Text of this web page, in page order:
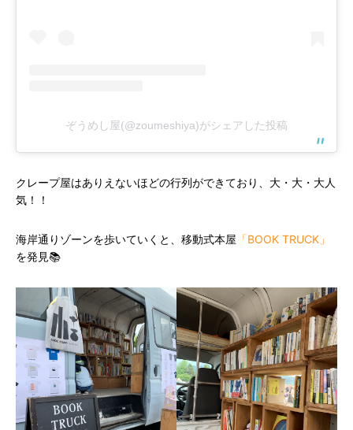
ぞうめし屋(@zoumeshiya)がシェアした投稿
クレープ屋はありえないほどの行列ができており、大・大・大人
気！！
海岸通りゾーンを歩いていくと、移動式本屋 「BOOK TRUCK」
を発見📚